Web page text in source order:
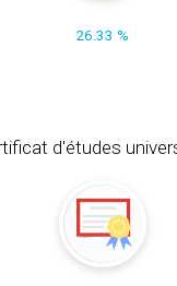
26.33 %
d'études